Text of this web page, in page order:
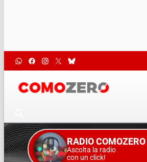
RADIO COMOZERO
Ascolta la radio
con un click!